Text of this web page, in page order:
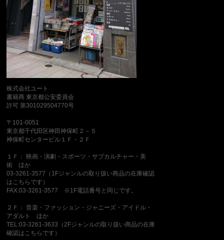
株式会社ユート
書籍商 東京都公安委員会
許可 第301029504770号
〒101-0051
東京都千代田区神田神保町２－５
神保町センタービル１Ｆ・２Ｆ
１Ｆ： 映画・演劇・スポーツ・サブカルチャー・美
術 ほか
03-3261-3577（1Fジャンルの取り扱い商品の在庫確認
はこちらです）
FAX:03-3261-3577 ※1F電話番号と同じです。
２Ｆ： 音楽・ファッション・ジャニーズ・アイドル・
アダルト ほか
TEL:03-3261-3633（2Fジャンルの取り扱い商品の在庫
確認はこちらです）